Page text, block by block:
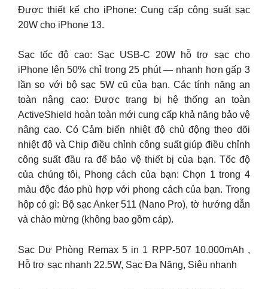
Được thiết kế cho iPhone: Cung cấp công suất sạc
20W cho iPhone 13.
Sạc tốc độ cao: Sạc USB-C 20W hỗ trợ sạc cho
iPhone lên 50% chỉ trong 25 phút — nhanh hơn gấp 3
lần so với bộ sạc 5W cũ của bạn. Các tính năng an
toàn nâng cao: Được trang bị hệ thống an toàn
ActiveShield hoàn toàn mới cung cấp khả năng bảo vệ
nâng cao. Có Cảm biến nhiệt độ chủ động theo dõi
nhiệt độ và Chip điều chỉnh công suất giúp điều chỉnh
công suất đầu ra để bảo vệ thiết bị của bạn. Tốc độ
của chúng tôi, Phong cách của bạn: Chọn 1 trong 4
màu độc đáo phù hợp với phong cách của bạn. Trong
hộp có gì: Bộ sạc Anker 511 (Nano Pro), tờ hướng dẫn
và chào mừng (không bao gồm cáp).
Sạc Dự Phòng Remax 5 in 1 RPP-507 10.000mAh ,
Hỗ trợ sạc nhanh 22.5W, Sạc Đa Năng, Siêu nhanh